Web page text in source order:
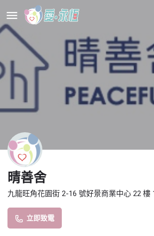
晴善舍
九龍旺角花園街 2-16 號好景商業中心 22 樓
立即致電